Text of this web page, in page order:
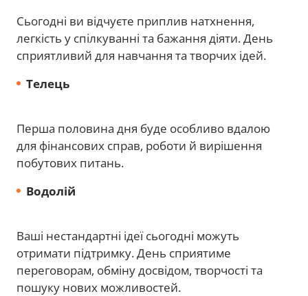
Сьогодні ви відчуєте приплив натхнення,
легкість у спілкуванні та бажання діяти. День
сприятливий для навчання та творчих ідей.
Телець
Перша половина дня буде особливо вдалою
для фінансових справ, роботи й вирішення
побутових питань.
Водолій
Ваші нестандартні ідеї сьогодні можуть
отримати підтримку. День сприятиме
переговорам, обміну досвідом, творчості та
пошуку нових можливостей.